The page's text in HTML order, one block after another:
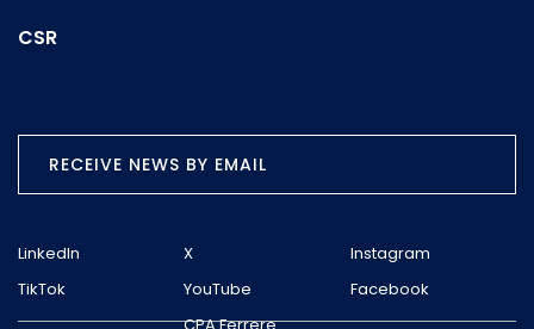
CSR
RECEIVE NEWS BY EMAIL
LinkedIn X
Instagram
TikTok
YouTube
Facebook